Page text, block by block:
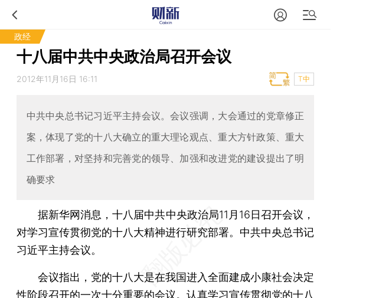
政经
十八届中共中央政治局召开会议
2012年11月16日 16:11 T中
中共中央总书记习近平主持会议。会议强调，大会通过的党章修正
案，体现了党的十八大确立的重大理论观点、重大方针政策、重大
工作部署，对坚持和完善党的领导、加强和改进党的建设提出了明
确要求
据新华网消息，十八届中共中央政治局11月16日召开会议，
对学习宣传贯彻党的十八大精神进行研究部署。中共中央总书记
习近平主持会议。
会议指出，党的十八大是在我国进入全面建成小康社会决定
性阶段召开的一次十分重要的会议。认真学习宣传贯彻党的十八